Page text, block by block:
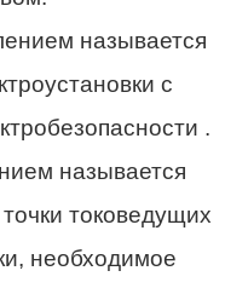
называется
с
.
называется
токоведущих
необходимое